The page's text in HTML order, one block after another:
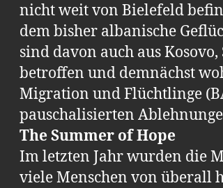
nicht weit von Bielefeld
dem bisher albanische
sind davon auch aus
betroffen und demnächst
Migration und Flüchtlinge
pauschalisierten
The Summer of Hope
Im letzten Jahr wurden die
viele Menschen von überall